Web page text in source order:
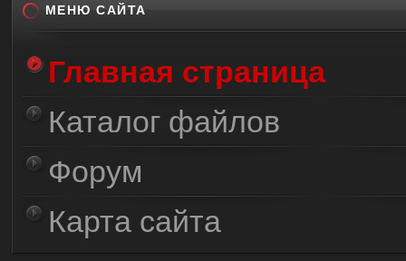
МЕНЮ САЙТА
Главная страница
Каталог файлов
Форум
Карта сайта